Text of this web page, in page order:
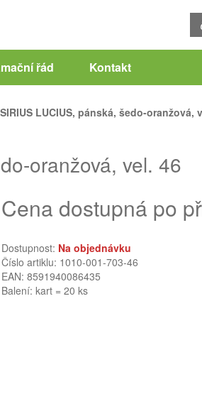
řád Kontakt
LUCIUS, pánská, šedo-oranžová,
oranžová, vel. 46
Cena dostupná po
Dostupnost: Na objednávku
Číslo artiklu: 1010-001-703-46
EAN: 8591940086435
Balení: kart = 20 ks